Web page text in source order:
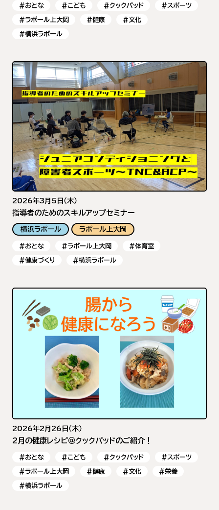
#おとな #こども #クックパッド #スポーツ
#ラポール上大岡 #健康 #文化
#横浜ラポール
2026年3月5日（木）
指導者のためのスキルアップセミナー
横浜ラポール ラポール上大岡
#おとな #ラポール上大岡 #体育室
#健康づくり #横浜ラポール
2026年2月26日（木）
2月の健康レシピ＠クックパッドのご紹介！
#おとな #こども #クックパッド #スポーツ
#ラポール上大岡 #健康 #文化 #栄養
#横浜ラポール